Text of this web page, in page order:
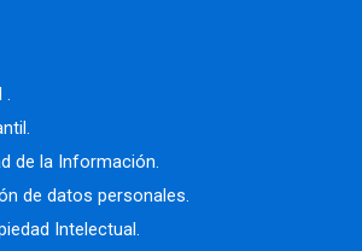
.
de la Información.
de datos personales.
Intelectual.